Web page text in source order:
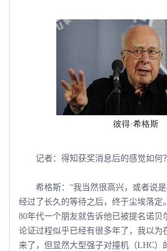
彼得·希格斯
记者：得知获奖消息后的感觉如何？
希格斯：“我当然很高兴，或者说是
经过了长久的等待之后，终于尘埃落定
80年代一个朋友就告诉他已被提名诺贝
论证过程似乎已经有很多年了，我以为
来了，但显然大型强子对撞机（LHC）